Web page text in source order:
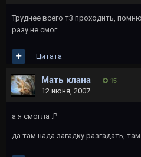
Труднее всего т3 проходить,
разу не смог
Цитата
Мать клана 15
12 июня, 2007
а я смогла :Р
да там нада загадку разгадать,